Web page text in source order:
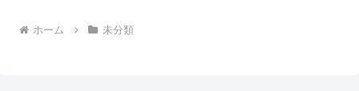
ホーム 未分類